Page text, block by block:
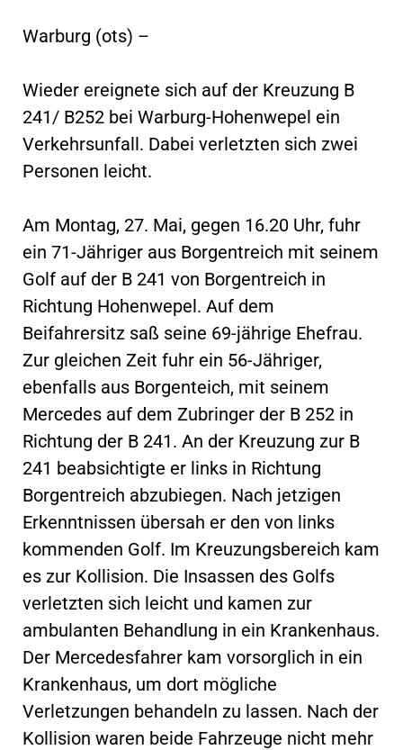
Warburg (ots) –
Wieder ereignete sich auf der Kreuzung B
241/ B252 bei Warburg-Hohenwepel ein
Verkehrsunfall. Dabei verletzten sich zwei
Personen leicht.
Am Montag, 27. Mai, gegen 16.20 Uhr, fuhr
ein 71-Jähriger aus Borgentreich mit seinem
Golf auf der B 241 von Borgentreich in
Richtung Hohenwepel. Auf dem
Beifahrersitz saß seine 69-jährige Ehefrau.
Zur gleichen Zeit fuhr ein 56-Jähriger,
ebenfalls aus Borgenteich, mit seinem
Mercedes auf dem Zubringer der B 252 in
Richtung der B 241. An der Kreuzung zur B
241 beabsichtigte er links in Richtung
Borgentreich abzubiegen. Nach jetzigen
Erkenntnissen übersah er den von links
kommenden Golf. Im Kreuzungsbereich kam
es zur Kollision. Die Insassen des Golfs
verletzten sich leicht und kamen zur
ambulanten Behandlung in ein Krankenhaus.
Der Mercedesfahrer kam vorsorglich in ein
Krankenhaus, um dort mögliche
Verletzungen behandeln zu lassen. Nach der
Kollision waren beide Fahrzeuge nicht mehr